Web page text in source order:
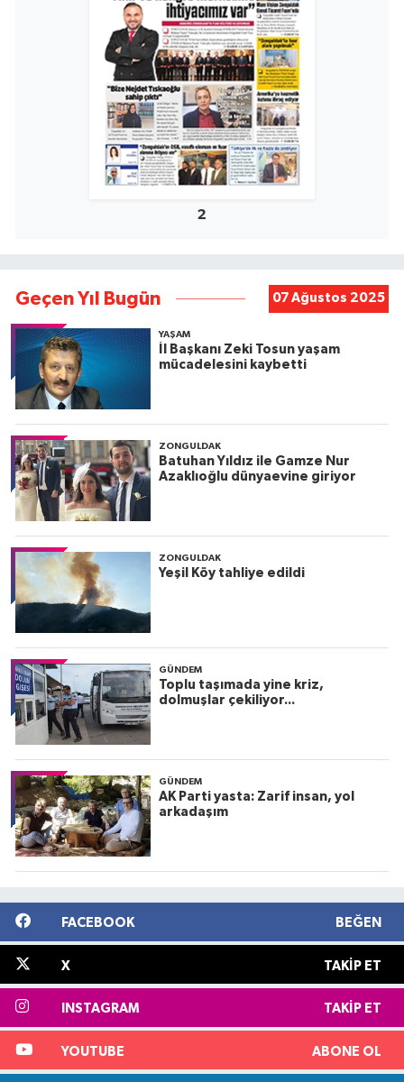
2
Geçen Yıl Bugün 07 Ağustos 2025
YAŞAM
İl Başkanı Zeki Tosun yaşam
mücadelesini kaybetti
ZONGULDAK
Batuhan Yıldız ile Gamze Nur
Azaklıoğlu dünyaevine giriyor
ZONGULDAK
Yeşil Köy tahliye edildi
GÜNDEM
Toplu taşımada yine kriz,
dolmuşlar çekiliyor...
GÜNDEM
AK Parti yasta: Zarif insan, yol
arkadaşım
FACEBOOK BEĞEN
X TAKIP ET
INSTAGRAM TAKIP ET
YOUTUBE ABONE OL